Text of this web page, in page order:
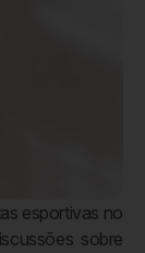
esportivas no
sobre